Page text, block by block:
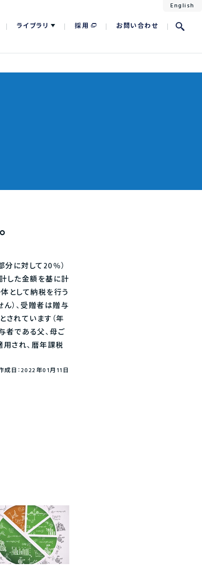
ライブラリ 採用 お問い合わせ
English
に対して20％）
した金額を基に計
として納税を行う
）、受贈者は贈与
されています（年
者である父、母ご
され、暦年課税
成日：2022年01月11日